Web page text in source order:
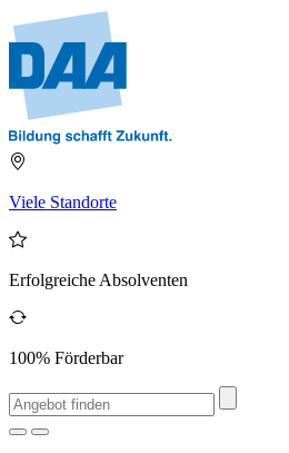
Viele Standorte
Erfolgreiche Absolventen
100% Förderbar